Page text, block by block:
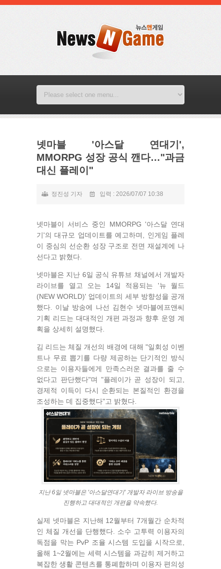
넷마블 '아스달 연대기',
MMORPG 성장 공식 깬다…"과금
대신 플레이"
정진성 기자 입력 : 2026/07/07 10:38
넷마블이 서비스 중인 MMORPG '아스달 연대
기'의 대규모 업데이트를 예고하며, 인게임 플레
이 중심의 선순환 성장 구조로 전면 재설계에 나
선다고 밝혔다.
넷마블은 지난 6일 공식 유튜브 채널에서 개발자
라이브를 열고 오는 14일 적용되는 '뉴 월드
(NEW WORLD)' 업데이트의 세부 방향성을 공개
했다. 이날 방송에 나선 김현수 넷마블에프앤씨
기획 리드는 대대적인 개편 과정과 향후 운영 계
획을 상세히 설명했다.
김 리드는 체질 개선의 배경에 대해 "일회성 이벤
트나 무료 뽑기를 다량 제공하는 단기적인 방식
으로는 이용자들에게 만족스러운 결과를 줄 수
없다고 판단했다"며 "플레이가 곧 성장이 되고,
경제적 이득이 다시 순환되는 본질적인 환경을
조성하는 데 집중했다"고 밝혔다.
지난 6일 넷마블은 '아스달연대기' 개발자 라이브 방송을
진행하고 대대적인 개편을 약속했다.
실제 넷마블은 지난해 12월부터 7개월간 순차적
인 체질 개선을 단행했다. 소수 고투력 이용자의
독점을 막는 PvP 조율 시스템 도입을 시작으로,
올해 1~2월에는 세력 시스템을 과감히 제거하고
복잡한 생활 콘텐츠를 통폐합하며 이용자 편의성